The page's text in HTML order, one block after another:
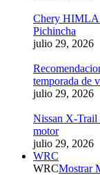
Chery HIMLA
Pichincha
julio 29, 2026
temporada de
julio 29, 2026
Nissan X-Trail
motor
julio 29, 2026
WRC
WRCMostrar